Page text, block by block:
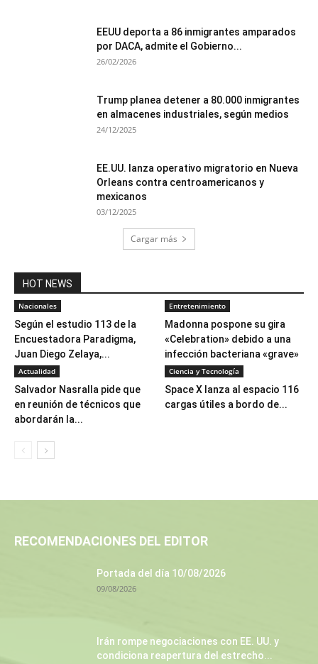
EEUU deporta a 86 inmigrantes amparados
por DACA, admite el Gobierno...
26/02/2026
Trump planea detener a 80.000 inmigrantes
en almacenes industriales, según medios
24/12/2025
EE.UU. lanza operativo migratorio en Nueva
Orleans contra centroamericanos y
mexicanos
03/12/2025
Cargar más
HOT NEWS
Nacionales
Según el estudio 113 de la
Encuestadora Paradigma,
Juan Diego Zelaya,...
Entretenimiento
Madonna pospone su gira
«Celebration» debido a una
infección bacteriana «grave»
Actualidad
Salvador Nasralla pide que
en reunión de técnicos que
abordarán la...
Ciencia y Tecnología
Space X lanza al espacio 116
cargas útiles a bordo de...
RECOMENDACIONES DEL EDITOR
Portada del día 10/08/2026
09/08/2026
Irán rompe negociaciones con EE. UU. y
condiciona reapertura del estrecho...